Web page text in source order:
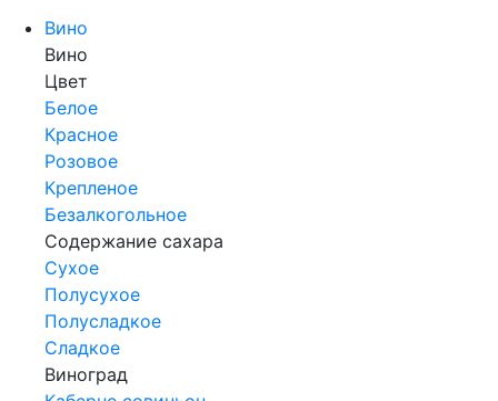
Вино
Вино
Цвет
Белое
Красное
Розовое
Крепленое
Безалкогольное
Содержание сахара
Сухое
Полусухое
Полусладкое
Сладкое
Виноград